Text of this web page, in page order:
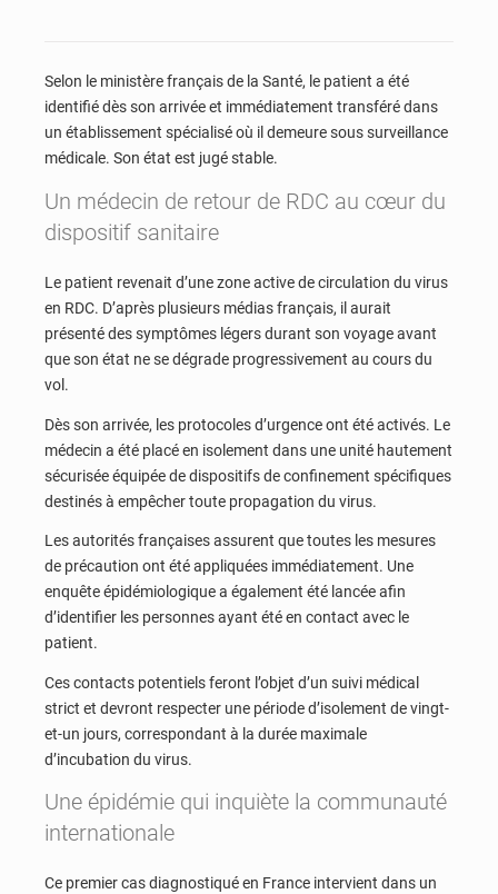
Selon le ministère français de la Santé, le patient a été
identifié dès son arrivée et immédiatement transféré dans
un établissement spécialisé où il demeure sous surveillance
médicale. Son état est jugé stable.
Un médecin de retour de RDC au cœur du
dispositif sanitaire
Le patient revenait d’une zone active de circulation du virus
en RDC. D’après plusieurs médias français, il aurait
présenté des symptômes légers durant son voyage avant
que son état ne se dégrade progressivement au cours du
vol.
Dès son arrivée, les protocoles d’urgence ont été activés. Le
médecin a été placé en isolement dans une unité hautement
sécurisée équipée de dispositifs de confinement spécifiques
destinés à empêcher toute propagation du virus.
Les autorités françaises assurent que toutes les mesures
de précaution ont été appliquées immédiatement. Une
enquête épidémiologique a également été lancée afin
d’identifier les personnes ayant été en contact avec le
patient.
Ces contacts potentiels feront l’objet d’un suivi médical
strict et devront respecter une période d’isolement de vingt-
et-un jours, correspondant à la durée maximale
d’incubation du virus.
Une épidémie qui inquiète la communauté
internationale
Ce premier cas diagnostiqué en France intervient dans un